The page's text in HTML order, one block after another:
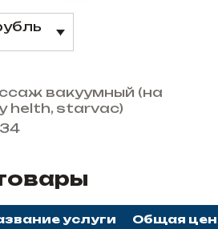
вакуумный (на
helth, starvac)
услуги Общая